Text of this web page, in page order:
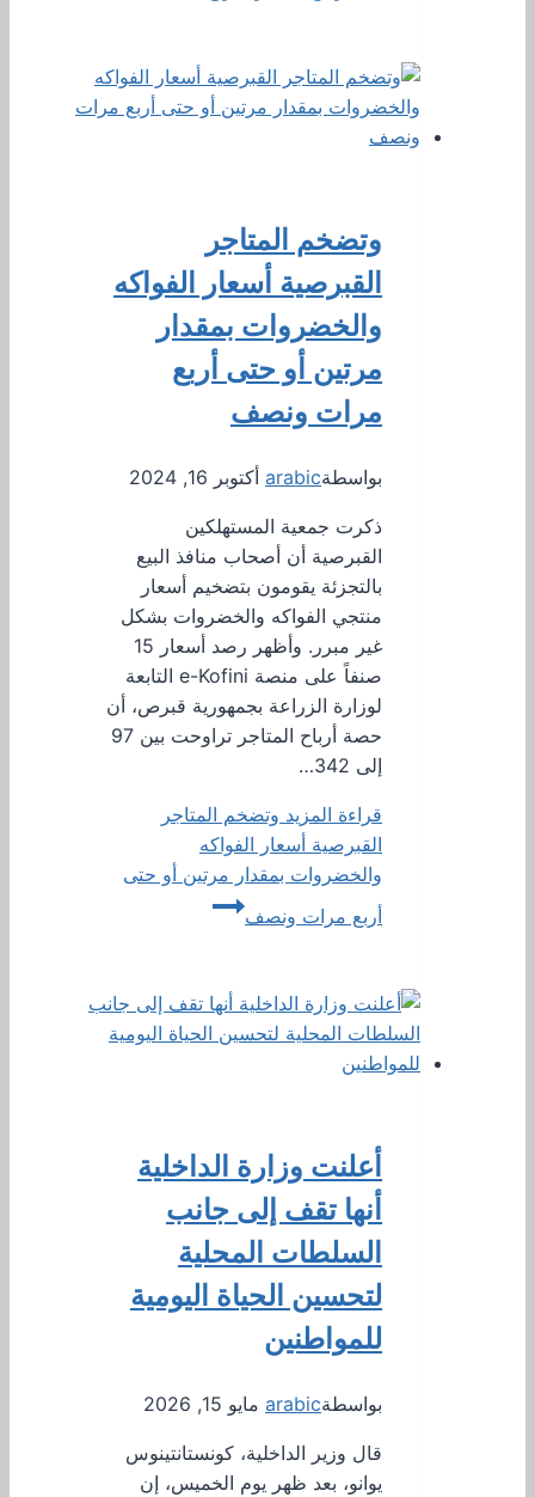
وتضخم المتاجر
القبرصية أسعار الفواكه
والخضروات بمقدار
مرتين أو حتى أربع
مرات ونصف
بواسطةarabic أكتوبر 16, 2024
ذكرت جمعية المستهلكين
القبرصية أن أصحاب منافذ البيع
بالتجزئة يقومون بتضخيم أسعار
منتجي الفواكه والخضروات بشكل
غير مبرر. وأظهر رصد أسعار 15
صنفاً على منصة e-Kofini التابعة
لوزارة الزراعة بجمهورية قبرص، أن
حصة أرباح المتاجر تراوحت بين 97
إلى 342…
قراءة المزيد وتضخم المتاجر
القبرصية أسعار الفواكه
والخضروات بمقدار مرتين أو حتى
أربع مرات ونصف
أعلنت وزارة الداخلية
أنها تقف إلى جانب
السلطات المحلية
لتحسين الحياة اليومية
للمواطنين
بواسطةarabic مايو 15, 2026
قال وزير الداخلية، كونستانتينوس
يوانو، بعد ظهر يوم الخميس، إن